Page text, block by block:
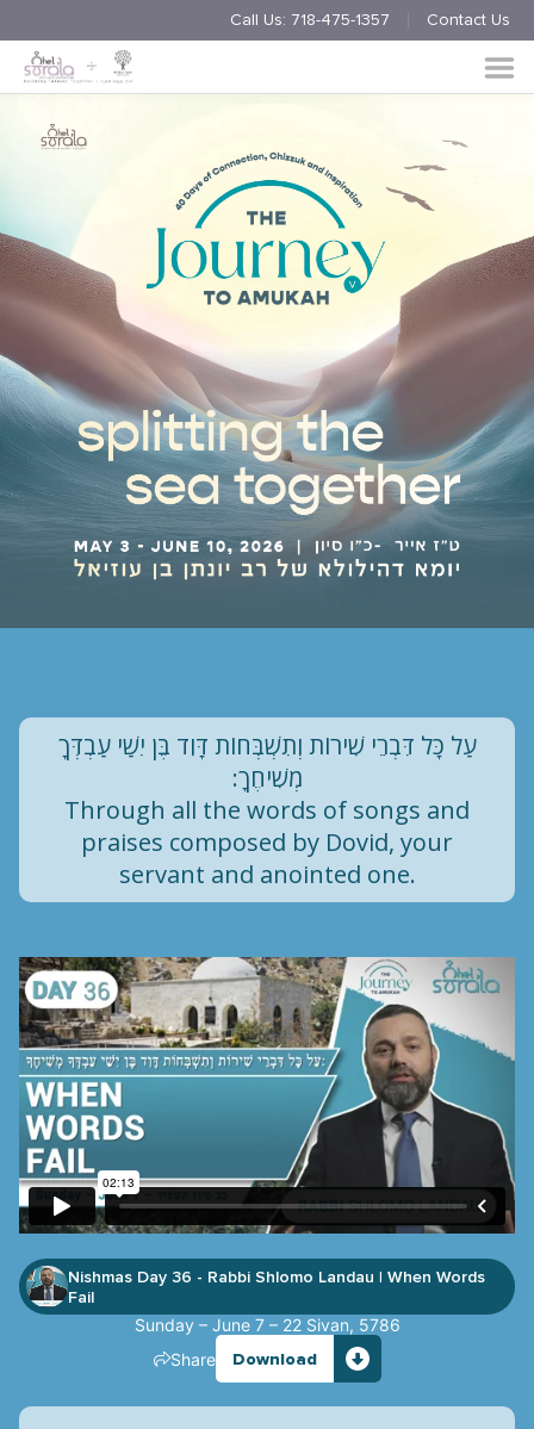
Call Us: 718-475-1357 Contact Us
Multimedia
Simchas
Member Events
Nishmas
Unite
Log in Donate Join Us
עַל כָּל דִּבְרֵי שִׁירוֹת וְתִשְׁבְּחוֹת דָּוִד בֶּן יִשַׁי עַבְדְּךָ
מְשִׁיחֶךָ:
Through all the words of songs and
praises composed by Dovid, your
servant and anointed one.
Nishmas Day 36 - Rabbi Shlomo Landau | When Words
Fail
Sunday – June 7 – 22 Sivan, 5786
Share
Download